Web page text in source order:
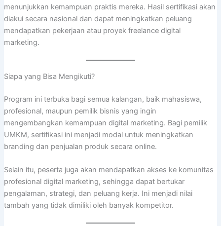
menunjukkan kemampuan praktis mereka. Hasil sertifikasi akan
diakui secara nasional dan dapat meningkatkan peluang
mendapatkan pekerjaan atau proyek freelance digital
marketing.
Siapa yang Bisa Mengikuti?
Program ini terbuka bagi semua kalangan, baik mahasiswa,
profesional, maupun pemilik bisnis yang ingin
mengembangkan kemampuan digital marketing. Bagi pemilik
UMKM, sertifikasi ini menjadi modal untuk meningkatkan
branding dan penjualan produk secara online.
Selain itu, peserta juga akan mendapatkan akses ke komunitas
profesional digital marketing, sehingga dapat bertukar
pengalaman, strategi, dan peluang kerja. Ini menjadi nilai
tambah yang tidak dimiliki oleh banyak kompetitor.